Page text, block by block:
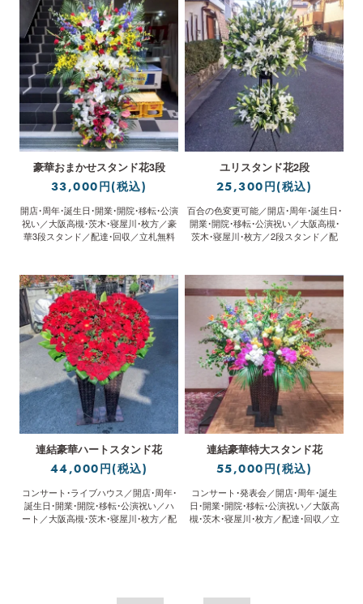
豪華おまかせスタンド花3段
33,000円(税込)
開店・周年・誕生日・開業・開院・移転・公演
祝い／大阪高槻・茨木・寝屋川・枚方／豪
華3段スタンド／配達・回収／立札無料
ユリスタンド花2段
25,300円(税込)
百合の色変更可能／開店・周年・誕生日・
開業・開院・移転・公演祝い／大阪高槻・
茨木・寝屋川・枚方／2段スタンド／配
連結豪華ハートスタンド花
44,000円(税込)
コンサート・ライブハウス／開店・周年・
誕生日・開業・開院・移転・公演祝い／ハ
ート／大阪高槻・茨木・寝屋川・枚方／配
連結豪華特大スタンド花
55,000円(税込)
コンサート・発表会／開店・周年・誕生
日・開業・開院・移転・公演祝い／大阪高
槻・茨木・寝屋川・枚方／配達・回収／立